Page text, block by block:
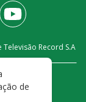
Record S.A
de